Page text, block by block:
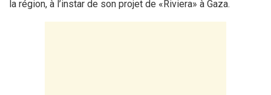
la région, à l’instar de son projet de «Riviera» à Gaza.